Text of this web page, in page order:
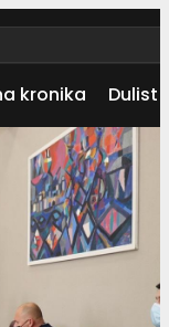
kronika Dulist